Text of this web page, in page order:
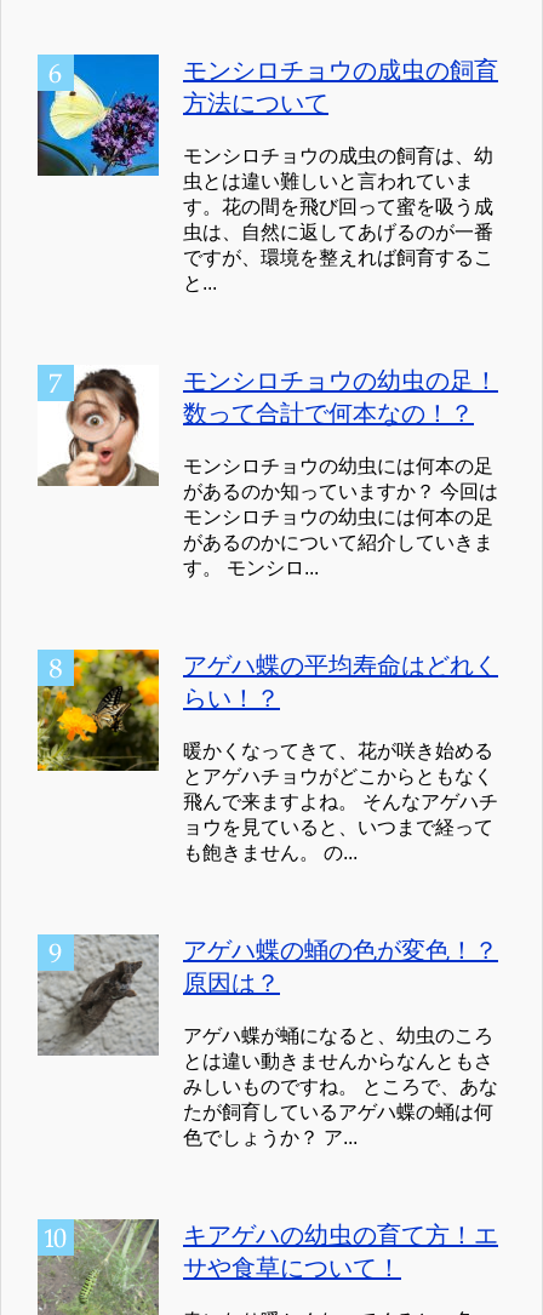
モンシロチョウの成虫の飼育
方法について
モンシロチョウの成虫の飼育は、幼
虫とは違い難しいと言われていま
す。花の間を飛び回って蜜を吸う成
虫は、自然に返してあげるのが一番
ですが、環境を整えれば飼育するこ
と...
モンシロチョウの幼虫の足！
数って合計で何本なの！？
モンシロチョウの幼虫には何本の足
があるのか知っていますか？ 今回は
モンシロチョウの幼虫には何本の足
があるのかについて紹介していきま
す。 モンシロ...
アゲハ蝶の平均寿命はどれく
らい！？
暖かくなってきて、花が咲き始める
とアゲハチョウがどこからともなく
飛んで来ますよね。 そんなアゲハチ
ョウを見ていると、いつまで経って
も飽きません。 の...
アゲハ蝶の蛹の色が変色！？
原因は？
アゲハ蝶が蛹になると、幼虫のころ
とは違い動きませんからなんともさ
みしいものですね。 ところで、あな
たが飼育しているアゲハ蝶の蛹は何
色でしょうか？ ア...
キアゲハの幼虫の育て方！エ
サや食草について！